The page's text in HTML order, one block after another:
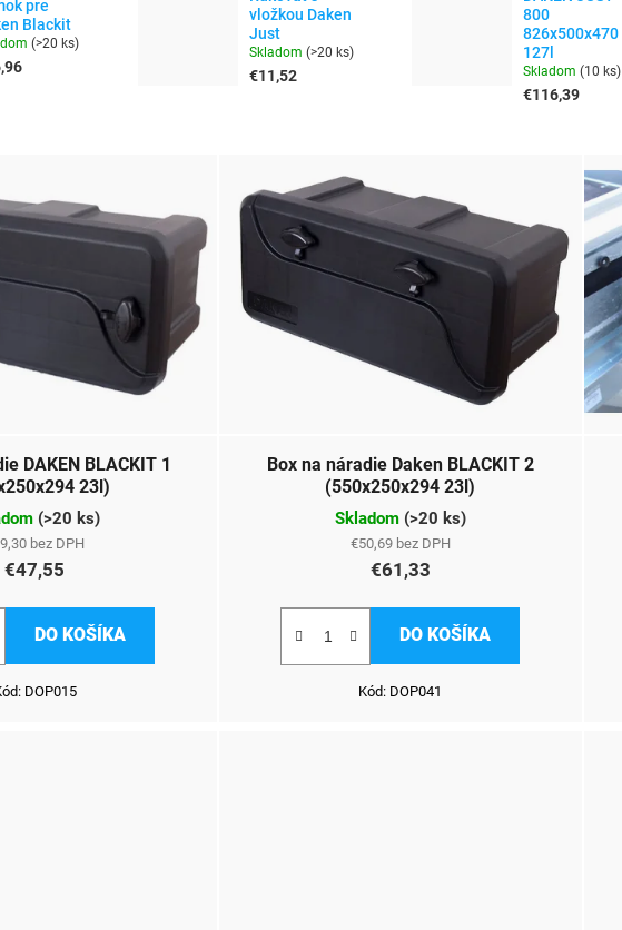
pre
Blackit
(>20 ks)
vložkou Daken
Just
Skladom (>20 ks)
€11,52
800
826x500x470
127l
Skladom (10 ks)
€116,39
BLACKIT 1
23l)
(>20 ks)
bez DPH
€47,55
DO KOŠÍKA
DOP015
Box na náradie Daken BLACKIT 2
(550x250x294 23l)
Skladom (>20 ks)
€50,69 bez DPH
€61,33
DO KOŠÍKA
Kód: DOP041